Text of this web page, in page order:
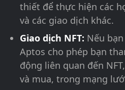
thiết để thực hiện các
và các giao dịch khác.
Giao dịch NFT: Nếu
Aptos cho phép bạn
động liên quan đến
và mua, trong mạng